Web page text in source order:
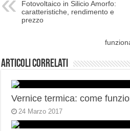
Fotovoltaico in Silicio Amorfo:
caratteristiche, rendimento e
prezzo
Articoli correlati
Vernice termica: come
24 Marzo 2017